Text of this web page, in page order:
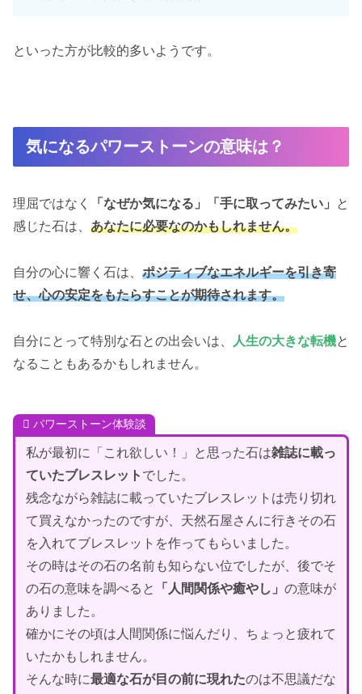
といった方が比較的多いようです。
気になるパワーストーンの意味は？
理屈ではなく 「なぜか気になる」「手に取ってみたい」
と
感じた石は、 あなたに必要なのかもしれません。
自分の心に響く石は、 ポジティブなエネルギーを引き寄
せ、心の安定をもたらすことが期待されます。
自分にとって特別な石との出会いは、 人生の大きな転機と
なることもあるかもしれません。
パワーストーン体験談
私が最初に「これ欲しい！」と思った石は雑誌に載っ
ていたブレスレット でした。
残念ながら雑誌に載っていたブレスレットは売り切れ
て買えなかったのですが、天然石屋さんに行きその石
を入れてブレスレットを作ってもらいました。
その時はその石の名前も知らない位でしたが、後でそ
の石の意味を調べると
「人間関係や癒やし」 の意味が
ありました。
確かにその頃は人間関係に悩んだり、ちょっと疲れて
いたかもしれません。
そんな時に最適な石が目の前に現れたのは不思議だな